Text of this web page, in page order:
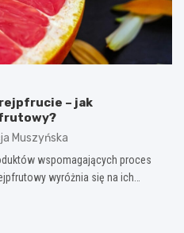
– jak
Muszyńska
wspomagających proces
wyróżnia się na ich…